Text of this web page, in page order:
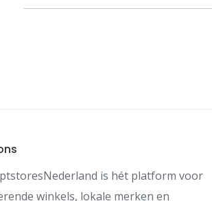
is hét platform voor
winkels, lokale merken en